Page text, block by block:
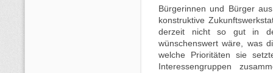
Bürgerinnen und Bürger
konstruktive
derzeit nicht so gut in
wünschenswert wäre, was
welche Prioritäten sie
Interessengruppen